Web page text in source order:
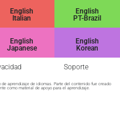
English
Italian
English
PT-Brazil
English
Japanese
English
Korean
Soporte
aprendizaje de idiomas. Parte del contenido fue creado
como material de apoyo para el aprendizaje.